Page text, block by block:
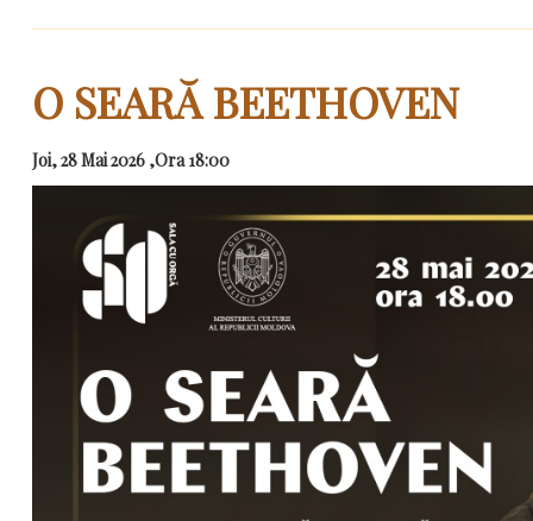
O SEARĂ BEETHOVEN
Joi, 28 Mai 2026 ,Ora 18:00